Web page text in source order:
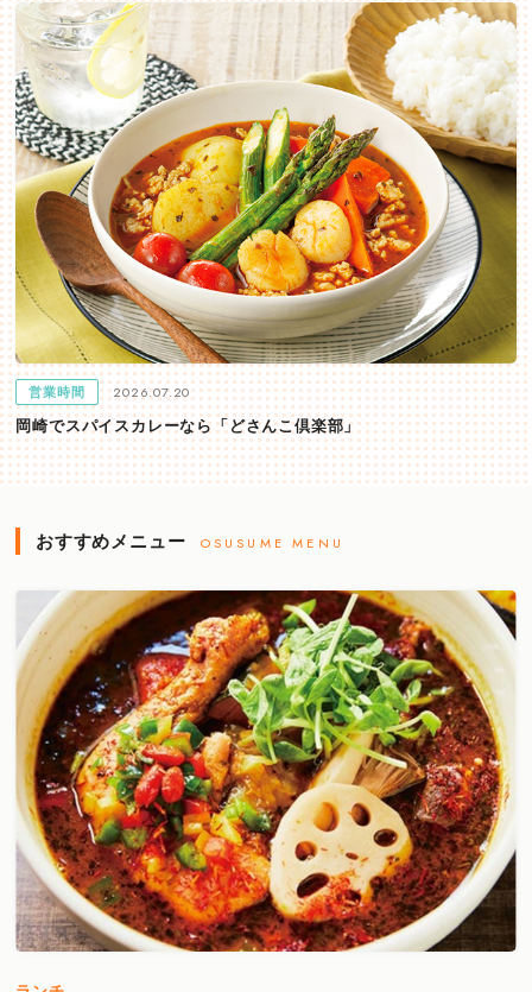
営業時間 2026.07.20
岡崎でスパイスカレーなら「どさんこ倶楽部」
おすすめメニュー OSUSUME MENU